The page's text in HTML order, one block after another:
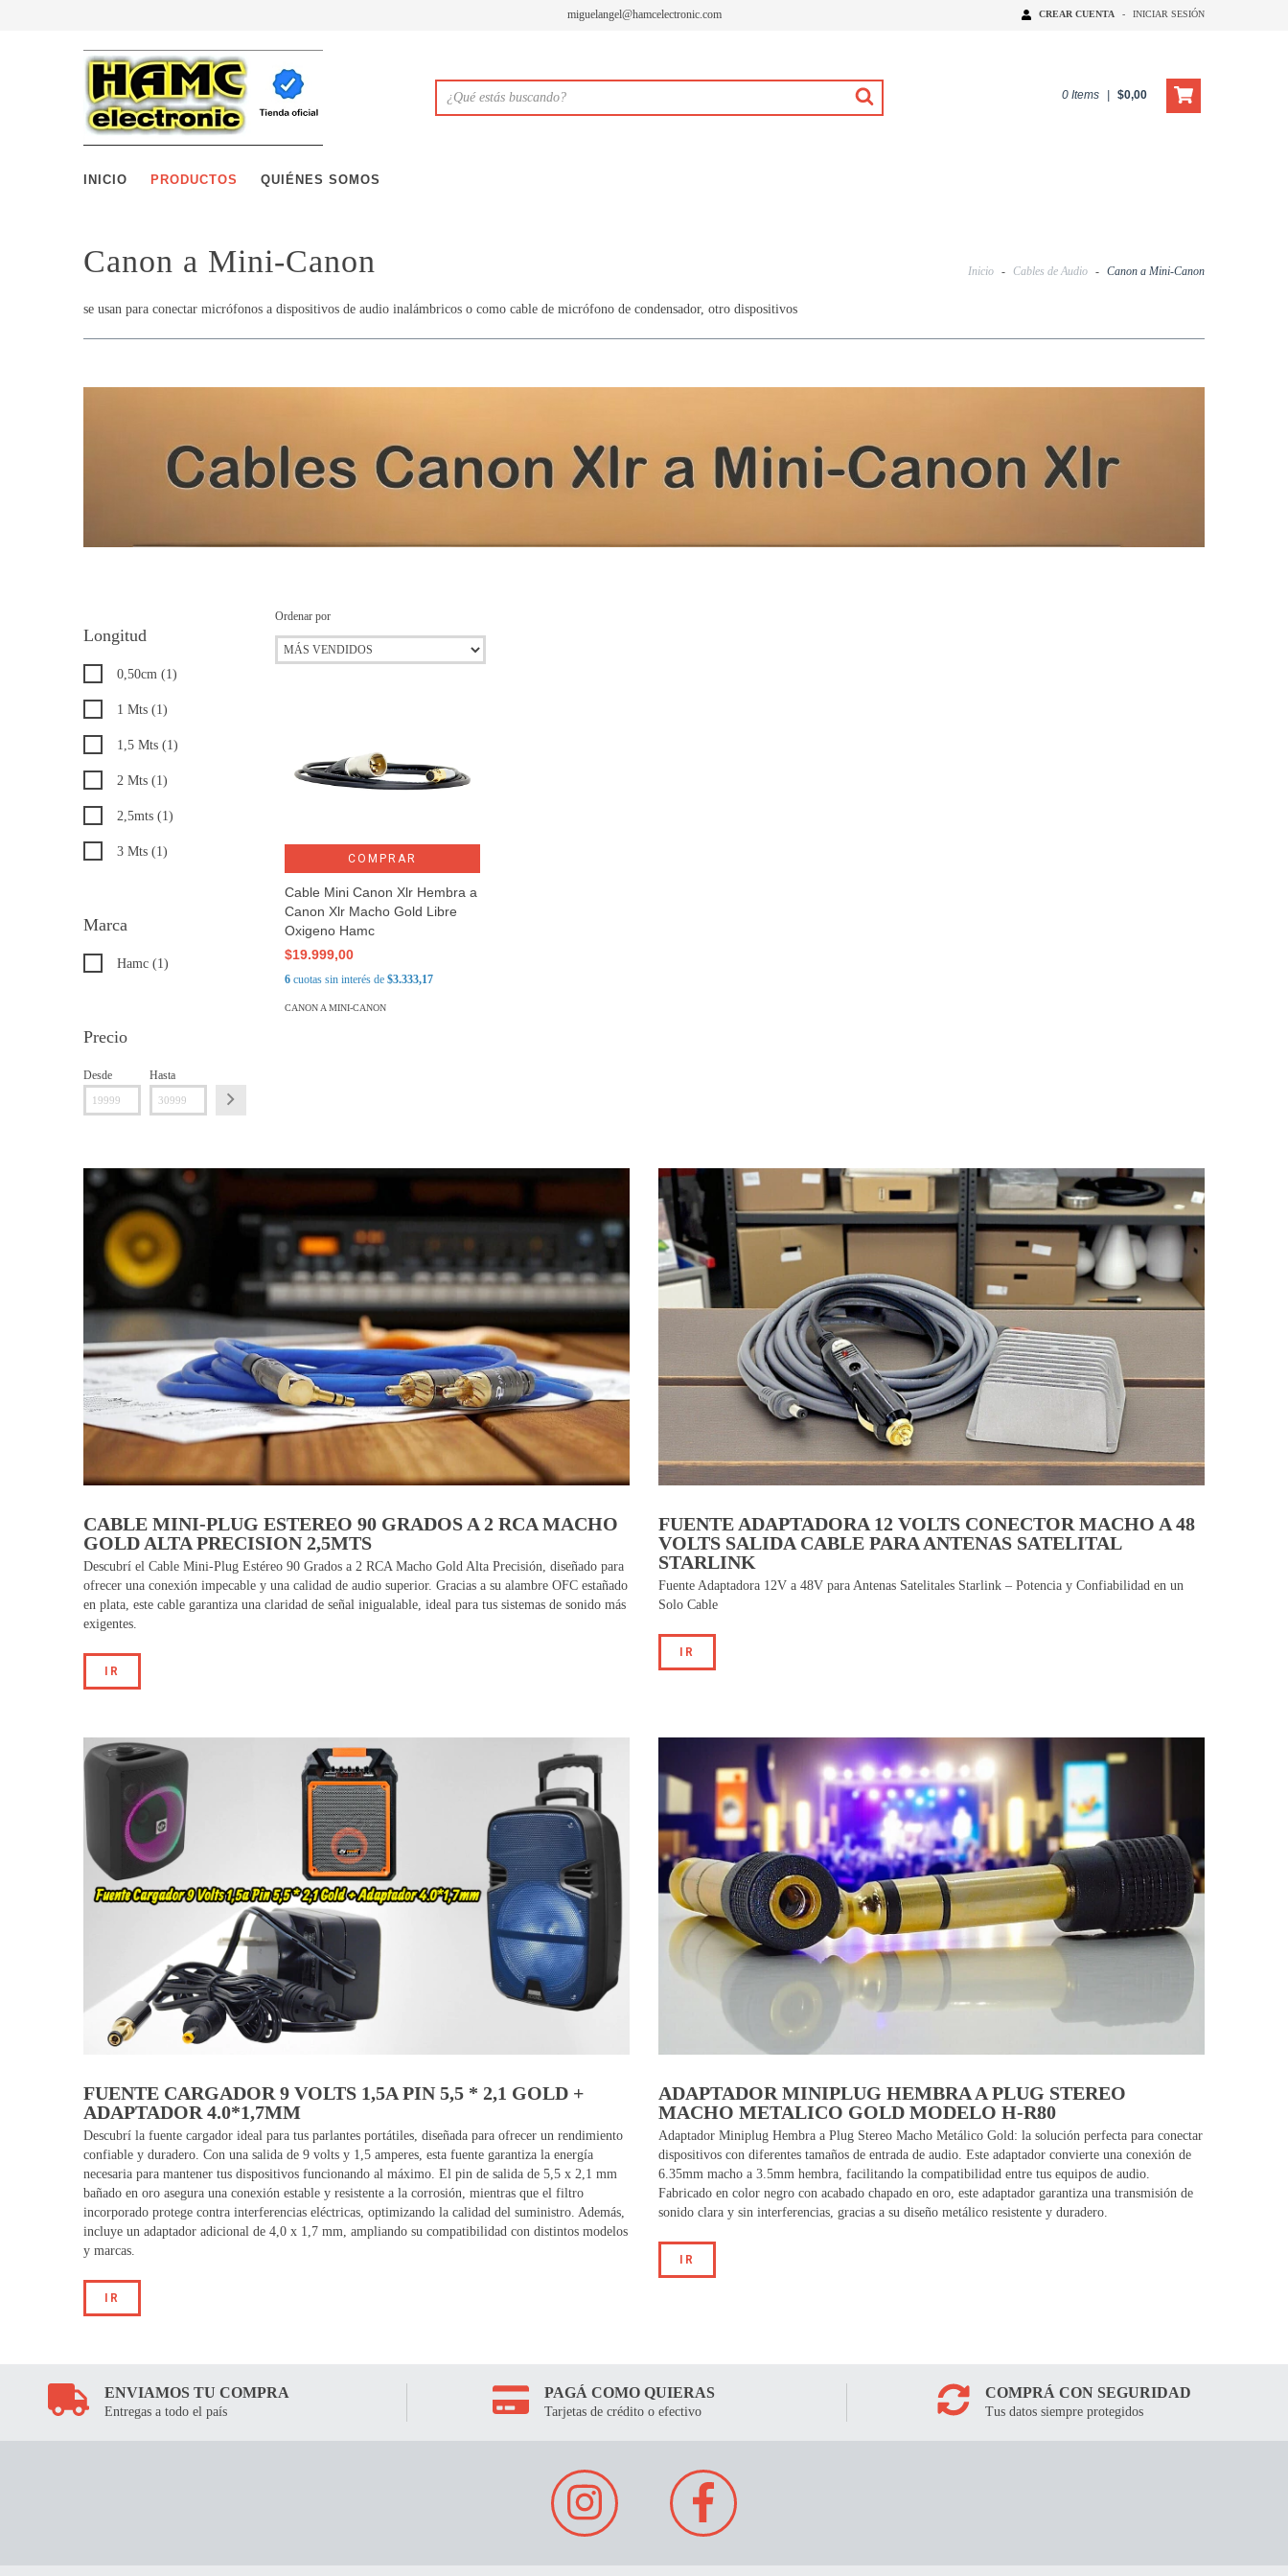
miguelangel@hamcelectronic.com CREAR CUENTA - INICIAR SESIÓN
0Items $0,00
INICIO PRODUCTOS QUIÉNES SOMOS
Canon a Mini-Canon
se usan para conectar micrófonos a dispositivos de audio inalámbricos o como cable de micrófono de condensador, otro dispositivos
Inicio - Cables de Audio - Canon a Mini-Canon
Longitud
0,50cm (1)
1 Mts (1)
1,5 Mts (1)
2 Mts (1)
2,5mts (1)
3 Mts (1)
Marca
Hamc (1)
Precio
Desde Hasta
Ordenar por
COMPRAR
Cable Mini Canon Xlr Hembra a
Canon Xlr Macho Gold Libre
Oxigeno Hamc
$19.999,00
6 cuotas sin interés de $3.333,17
CANON A MINI-CANON
CABLE MINI-PLUG ESTEREO 90 GRADOS A 2 RCA MACHO
GOLD ALTA PRECISION 2,5MTS
Descubrí el Cable Mini-Plug Estéreo 90 Grados a 2 RCA Macho Gold Alta Precisión, diseñado para
ofrecer una conexión impecable y una calidad de audio superior. Gracias a su alambre OFC estañado
en plata, este cable garantiza una claridad de señal inigualable, ideal para tus sistemas de sonido más
exigentes.
IR
FUENTE ADAPTADORA 12 VOLTS CONECTOR MACHO A 48
VOLTS SALIDA CABLE PARA ANTENAS SATELITAL
STARLINK
Fuente Adaptadora 12V a 48V para Antenas Satelitales Starlink – Potencia y Confiabilidad en un
Solo Cable
IR
FUENTE CARGADOR 9 VOLTS 1,5A PIN 5,5 * 2,1 GOLD +
ADAPTADOR 4.0*1,7MM
Descubrí la fuente cargador ideal para tus parlantes portátiles, diseñada para ofrecer un rendimiento
confiable y duradero. Con una salida de 9 volts y 1,5 amperes, esta fuente garantiza la energía
necesaria para mantener tus dispositivos funcionando al máximo. El pin de salida de 5,5 x 2,1 mm
bañado en oro asegura una conexión estable y resistente a la corrosión, mientras que el filtro
incorporado protege contra interferencias eléctricas, optimizando la calidad del suministro. Además,
incluye un adaptador adicional de 4,0 x 1,7 mm, ampliando su compatibilidad con distintos modelos
y marcas.
IR
ADAPTADOR MINIPLUG HEMBRA A PLUG STEREO
MACHO METALICO GOLD MODELO H-R80
Adaptador Miniplug Hembra a Plug Stereo Macho Metálico Gold: la solución perfecta para conectar
dispositivos con diferentes tamaños de entrada de audio. Este adaptador convierte una conexión de
6.35mm macho a 3.5mm hembra, facilitando la compatibilidad entre tus equipos de audio.
Fabricado en color negro con acabado chapado en oro, este adaptador garantiza una transmisión de
sonido clara y sin interferencias, gracias a su diseño metálico resistente y duradero.
IR
ENVIAMOS TU COMPRA
Entregas a todo el país
PAGÁ COMO QUIERAS
Tarjetas de crédito o efectivo
COMPRÁ CON SEGURIDAD
Tus datos siempre protegidos